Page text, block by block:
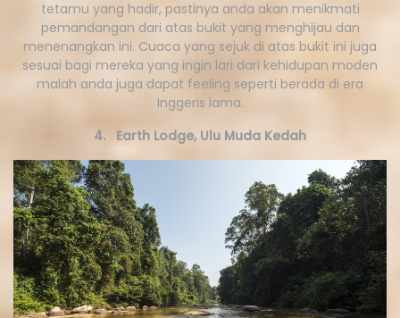
tetamu yang hadir, pastinya anda akan menikmati
pemandangan dari atas bukit yang menghijau dan
menenangkan ini. Cuaca yang sejuk di atas bukit ini juga
sesuai bagi mereka yang ingin lari dari kehidupan moden
malah anda juga dapat feeling seperti berada di era
Inggeris lama.
4. Earth Lodge, Ulu Muda Kedah